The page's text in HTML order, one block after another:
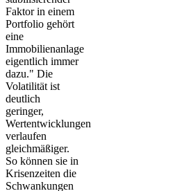
Faktor in einem
Portfolio gehört
eine
Immobilienanlage
eigentlich immer
dazu." Die
Volatilität ist
deutlich
geringer,
Wertentwicklungen
verlaufen
gleichmäßiger.
So können sie in
Krisenzeiten die
Schwankungen